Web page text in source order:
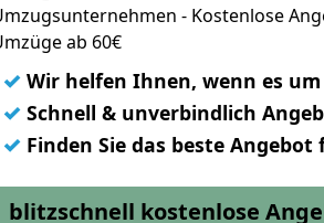
- Kostenlose
ab 60€
✓ Wir helfen Ihnen, wenn es
✓ Schnell & unverbindlich
✓ Finden Sie das beste
blitzschnell kostenlose